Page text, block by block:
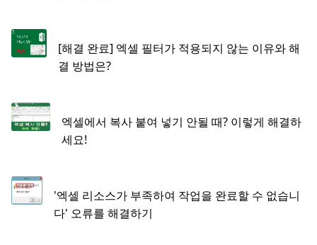
[해결 완료] 엑셀 필터가 적용되지 않는 이유와 해
결 방법은?
엑셀에서 복사 붙여 넣기 안될 때? 이렇게 해결하
세요!
'엑셀 리소스가 부족하여 작업을 완료할 수 없습니
다' 오류를 해결하기